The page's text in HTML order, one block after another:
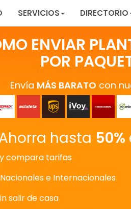
SERVICIOS DIRECTORIO
ENVIAR
POR
Envía MÁS BARATO con
hasta 50%
compara tarifas
e Internacionales
salir de casa